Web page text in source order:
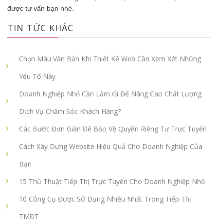
được tư vấn bạn nhé.
TIN TỨC KHÁC
Chọn Màu Văn Bản Khi Thiết Kế Web Cần Xem Xét Những
Yếu Tố Này
Doanh Nghiệp Nhỏ Cần Làm Gì Để Nâng Cao Chất Lượng
Dịch Vụ Chăm Sóc Khách Hàng?
Các Bước Đơn Giản Để Bảo Vệ Quyền Riêng Tư Trực Tuyến
Cách Xây Dựng Website Hiệu Quả Cho Doanh Nghiệp Của
Bạn
15 Thủ Thuật Tiếp Thị Trực Tuyến Cho Doanh Nghiệp Nhỏ
10 Công Cụ Được Sử Dụng Nhiều Nhất Trong Tiếp Thị
TMĐT